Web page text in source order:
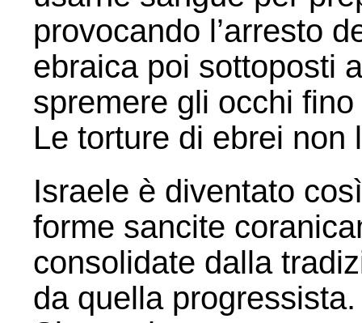
provocando l’arresto
ebraica poi sottoposti
spremere gli occhi
Le torture di ebrei
Israele è diventato
forme sancite
consolidate dalla
da quella